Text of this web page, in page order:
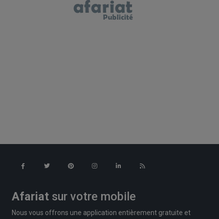
Afariat sur votre mobile
Nous vous offrons une application entièrement gratuite et